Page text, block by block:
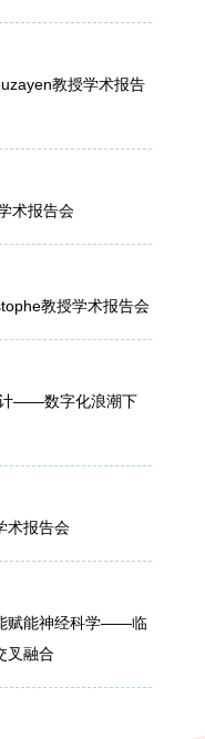
教授学术报告
术报告会
教授学术报告会
计——数字化浪潮下
术报告会
赋能神经科学——临
叉融合